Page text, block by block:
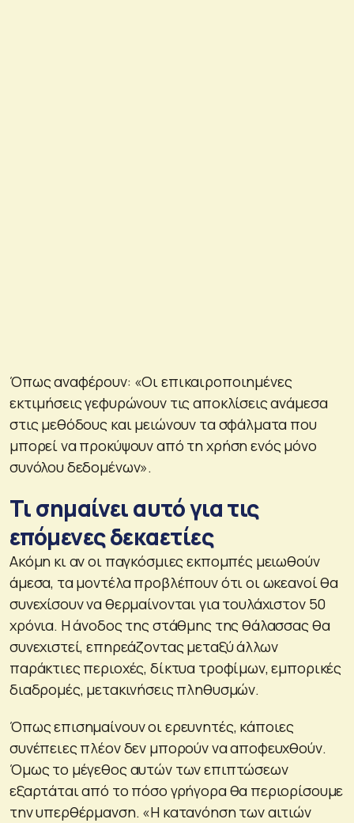
Όπως αναφέρουν: «Οι επικαιροποιημένες
εκτιμήσεις γεφυρώνουν τις αποκλίσεις ανάμεσα
στις μεθόδους και μειώνουν τα σφάλματα που
μπορεί να προκύψουν από τη χρήση ενός μόνο
συνόλου δεδομένων».
Τι σημαίνει αυτό για τις
επόμενες δεκαετίες
Ακόμη κι αν οι παγκόσμιες εκπομπές μειωθούν
άμεσα, τα μοντέλα προβλέπουν ότι οι ωκεανοί θα
συνεχίσουν να θερμαίνονται για τουλάχιστον 50
χρόνια. Η άνοδος της στάθμης της θάλασσας θα
συνεχιστεί, επηρεάζοντας μεταξύ άλλων
παράκτιες περιοχές, δίκτυα τροφίμων, εμπορικές
διαδρομές, μετακινήσεις πληθυσμών.
Όπως επισημαίνουν οι ερευνητές, κάποιες
συνέπειες πλέον δεν μπορούν να αποφευχθούν.
Όμως το μέγεθος αυτών των επιπτώσεων
εξαρτάται από το πόσο γρήγορα θα περιορίσουμε
την υπερθέρμανση. «Η κατανόηση των αιτιών